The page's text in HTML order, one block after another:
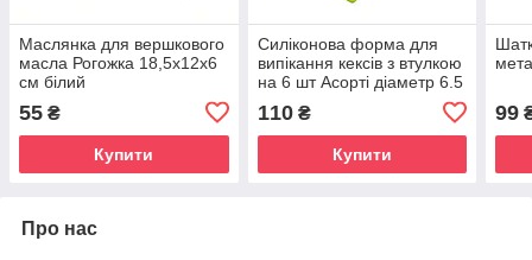
Маслянка для вершкового
масла Рогожка 18,5х12х6
см білий
55 ₴
Купити
Силіконова форма для
випікання кексів з втулкою
на 6 шт Асорті діаметр 6.5
110₴
Купити
99
Про нас